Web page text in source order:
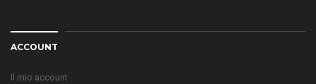
ACCOUNT
Il mio account